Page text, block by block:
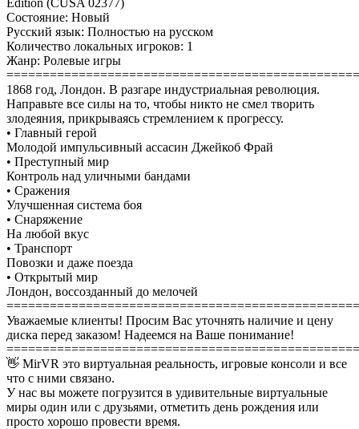
Состояние: Новый
Русский язык: Полностью на русском
Количество локальных игроков: 1
Жанр: Ролевые игры
1868 год, Лондон. В разгаре индустриальная революция.
Направьте все силы на то, чтобы никто не смел творить
злодеяния, прикрываясь стремлением к прогрессу.
• Главный герой
Молодой импульсивный ассасин Джейкоб Фрай
• Преступный мир
Контроль над уличными бандами
• Сражения
Улучшенная система боя
• Снаряжение
На любой вкус
• Транспорт
Повозки и даже поезда
• Открытый мир
Лондон, воссозданный до мелочей
Уважаемые клиенты! Просим Вас уточнять наличие и цену
диска перед заказом! Надеемся на Ваше понимание!
👋 MirVR это виртуальная реальность, игровые консоли и все
что с ними связано.
У нас вы можете погрузится в удивительные виртуальные
миры один или с друзьями, отметить день рождения или
просто хорошо провести время.